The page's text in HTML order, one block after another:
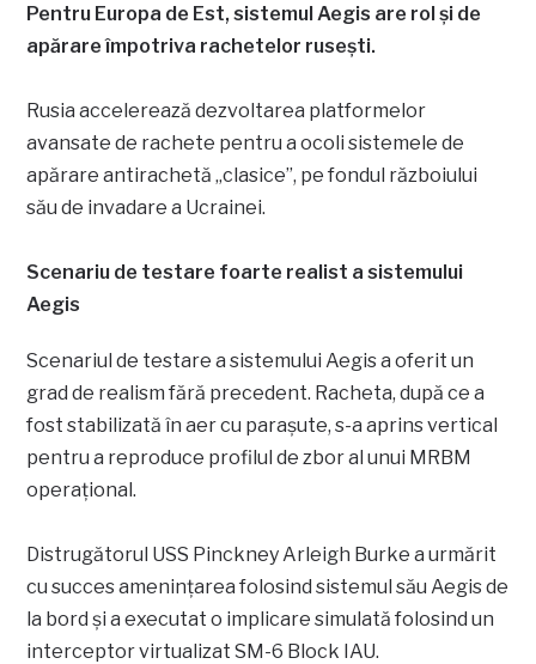
Pentru Europa de Est, sistemul Aegis are rol și de
apărare împotriva rachetelor rusești.
Rusia accelerează dezvoltarea platformelor
avansate de rachete pentru a ocoli sistemele de
apărare antirachetă „clasice”, pe fondul războiului
său de invadare a Ucrainei.
Scenariu de testare foarte realist a sistemului
Aegis
Scenariul de testare a sistemului Aegis a oferit un
grad de realism fără precedent. Racheta, după ce a
fost stabilizată în aer cu parașute, s-a aprins vertical
pentru a reproduce profilul de zbor al unui MRBM
operațional.
Distrugătorul USS Pinckney Arleigh Burke a urmărit
cu succes amenințarea folosind sistemul său Aegis de
la bord și a executat o implicare simulată folosind un
interceptor virtualizat SM-6 Block IAU.